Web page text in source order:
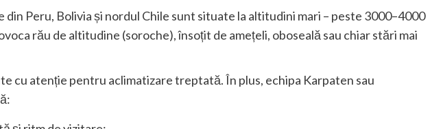
Peru, Bolivia și nordul Chile sunt situate la altitudini mari – peste 3000–4000
rău de altitudine (soroche), însoțit de amețeli, oboseală sau chiar stări mai
cu atenție pentru aclimatizare treptată. În plus, echipa Karpaten sau